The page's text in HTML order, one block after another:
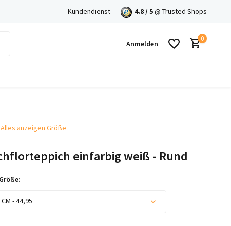
Kundendienst 4.8 / 5@ Trusted Shops
Anmelden
Benutzerkonto anlegen
0
Alles anzeigen Größe
einfarbig weiß - Rund
- 44,95